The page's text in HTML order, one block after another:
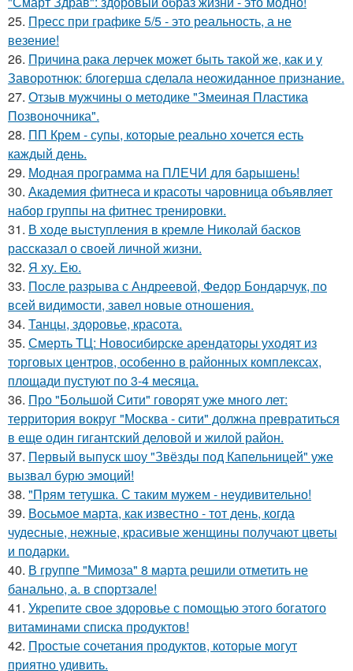
25. Пресс при графике 5/5 - это реальность, а не
везение!
26. Причина рака лерчек может быть такой же, как и у
Заворотнюк: блогерша сделала неожиданное признание.
27. Отзыв мужчины о методике "Змеиная Пластика
Позвоночника".
28. ПП Крем - супы, которые реально хочется есть
каждый день.
29. Модная программа на ПЛЕЧИ для барышень!
30. Академия фитнеса и красоты чаровница объявляет
набор группы на фитнес тренировки.
31. В ходе выступления в кремле Николай басков
рассказал о своей личной жизни.
32. Я ху. Ею.
33. После разрыва с Андреевой, Федор Бондарчук, по
всей видимости, завел новые отношения.
34. Танцы, здоровье, красота.
35. Смерть ТЦ: Новосибирске арендаторы уходят из
торговых центров, особенно в районных комплексах,
площади пустуют по 3-4 месяца.
36. Про "Большой Сити" говорят уже много лет:
территория вокруг "Москва - сити" должна превратиться
в еще один гигантский деловой и жилой район.
37. Первый выпуск шоу "Звёзды под Капельницей" уже
вызвал бурю эмоций!
38. "Прям тетушка. С таким мужем - неудивительно!
39. Восьмое марта, как известно - тот день, когда
чудесные, нежные, красивые женщины получают цветы
и подарки.
40. В группе "Мимоза" 8 марта решили отметить не
банально, а. в спортзале!
41. Укрепите свое здоровье с помощью этого богатого
витаминами списка продуктов!
42. Простые сочетания продуктов, которые могут
приятно удивить.